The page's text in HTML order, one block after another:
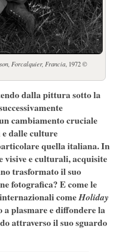
Forcalquier, Francia, 1972 ©
dalla pittura sotto la
cambiamento cruciale
dalle culture
quella italiana. In
visive e culturali, acquisite
trasformato il suo
fotografica? E come le
comeHoliday
plasmare e diffondere la
attraverso il suo sguardo